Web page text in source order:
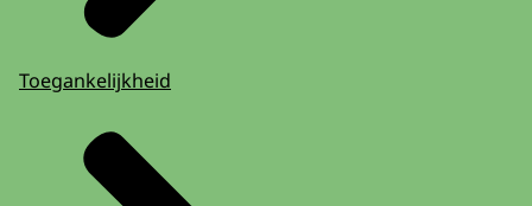
Toegankelijkheid